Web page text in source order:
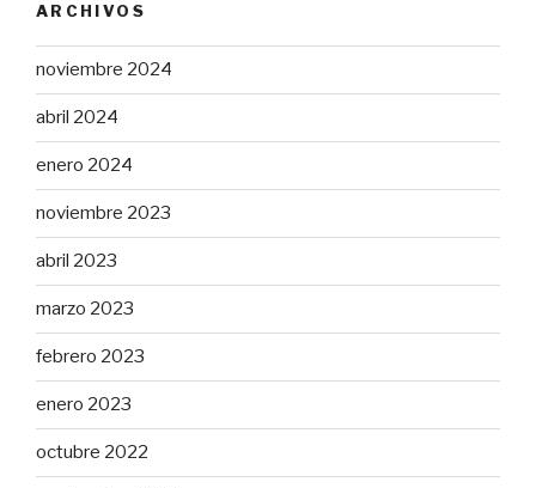
ARCHIVOS
noviembre 2024
abril 2024
enero 2024
noviembre 2023
abril 2023
marzo 2023
febrero 2023
enero 2023
octubre 2022